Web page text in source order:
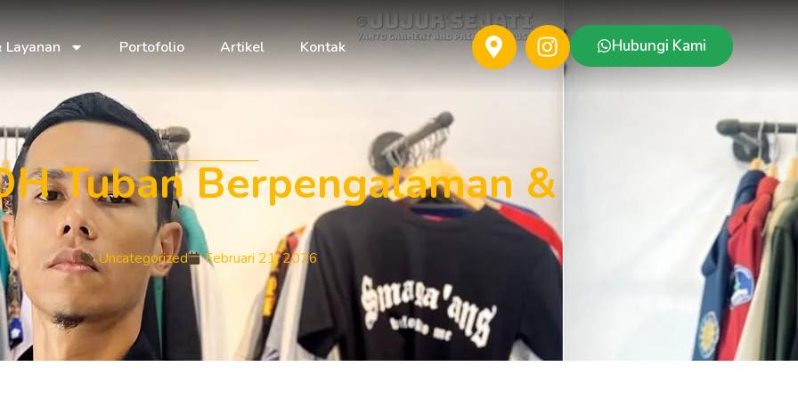
Layanan Portofolio Artikel Kontak Hubungi Kami
Tuban Berpengalaman &
Uncategorized Februari 21, 2026